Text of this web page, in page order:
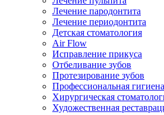
Лечение пародонтита
Лечение периодонтита
Детская стоматология
Air Flow
Исправление прикуса
Отбеливание зубов
Протезирование зубов
Профессиональная гигиена
Хирургическая
Художественная